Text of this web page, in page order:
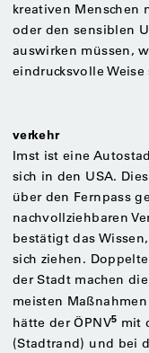
kreativen Menschen
oder den sensiblen
auswirken müssen,
eindrucksvolle Weise
verkehr
Imst ist eine
sich in den USA.
über den Fernpass
nachvollziehbaren
bestätigt das
sich ziehen.
der Stadt machen
meisten
hätte der ÖPNV5 mit
(Stadtrand) und bei